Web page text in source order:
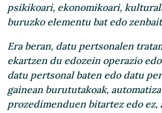
psikikoari, ekonomikoari,
buruzko elementu bat edo
Era beran, datu pertsonalen
ekartzen du edozein operazio
datu pertsonal baten edo datu
gainean burututakoak,
prozedimenduen bitartez edo ez,